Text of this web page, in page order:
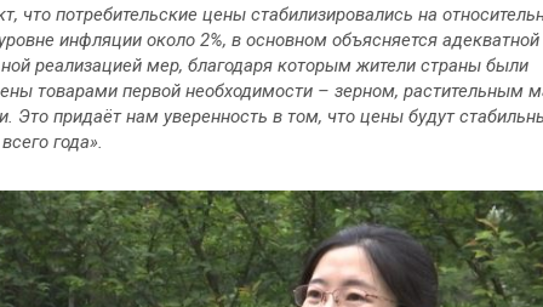
что потребительские цены стабилизировались на
инфляции около 2%, в основном объясняется адекватной
реализацией мер, благодаря которым жители страны были
товарами первой необходимости – зерном, растительным
Это придаёт нам уверенность в том, что цены будут
года».